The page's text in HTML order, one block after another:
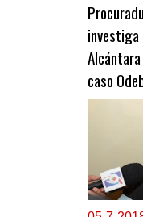
investiga
caso